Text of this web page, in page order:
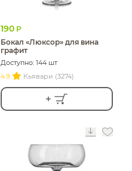
190 Р
Бокал «Люксор» для вина
графит
Доступно: 144 шт
4.9
Кьявари (3274)